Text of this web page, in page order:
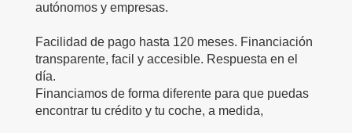
autónomos y empresas.
Facilidad de pago hasta 120 meses. Financiación
transparente, facil y accesible. Respuesta en el
día.
Financiamos de forma diferente para que puedas
encontrar tu crédito y tu coche, a medida,